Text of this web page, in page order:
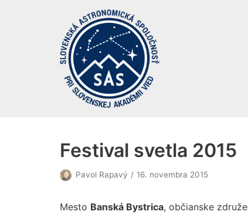
Festival svetla 2015
Pavol Rapavý 16. novembra 2015
Mesto Banská Bystrica, občianske